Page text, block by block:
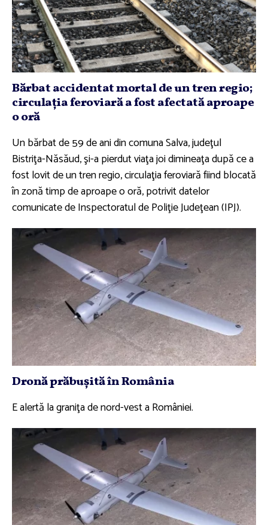
Bărbat accidentat mortal de un tren regio;
circulaţia feroviară a fost afectată aproape
o oră
Un bărbat de 59 de ani din comuna Salva, judeţul
Bistriţa-Năsăud, şi-a pierdut viaţa joi dimineaţa după ce a
fost lovit de un tren regio, circulaţia feroviară fiind blocată
în zonă timp de aproape o oră, potrivit datelor
comunicate de Inspectoratul de Poliţie Judeţean (IPJ).
Dronă prăbuşită în România
E alertă la graniţa de nord-vest a României.